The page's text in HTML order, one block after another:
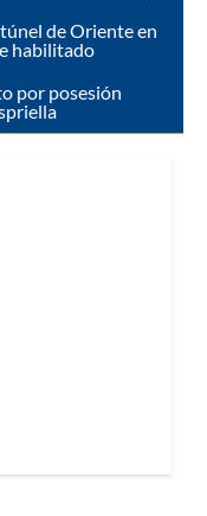
de Oriente en
habilitado
por posesión